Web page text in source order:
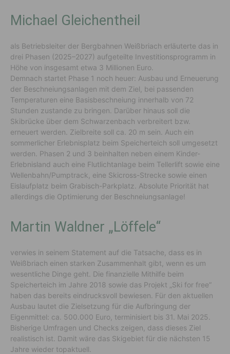
Michael Gleichentheil
als Betriebsleiter der Bergbahnen Weißbriach erläuterte das in
drei Phasen (2025–2027) aufgeteilte Investitionsprogramm in
Höhe von insgesamt etwa 3 Millionen Euro.
Demnach startet Phase 1 noch heuer: Ausbau und Erneuerung
der Beschneiungsanlagen mit dem Ziel, bei passenden
Temperaturen eine Basisbeschneiung innerhalb von 72
Stunden zustande zu bringen. Darüber hinaus soll die
Skibrücke über dem Schwarzenbach verbreitert bzw.
erneuert werden. Zielbreite soll ca. 20 m sein. Auch ein
sommerlicher Erlebnisplatz beim Speicherteich soll umgesetzt
werden. Phasen 2 und 3 beinhalten neben einem Kinder-
Erlebnisland auch eine Flutlichtanlage beim Tellerlift sowie eine
Wellenbahn/Pumptrack, eine Skicross-Strecke sowie einen
Eislaufplatz beim Grabisch-Parkplatz. Absolute Priorität hat
allerdings die Optimierung der Beschneiungsanlage!
Martin Waldner „Löffele“
verwies in seinem Statement auf die Tatsache, dass es in
Weißbriach einen starken Zusammenhalt gibt, wenn es um
wesentliche Dinge geht. Die finanzielle Mithilfe beim
Speicherteich im Jahre 2018 sowie das Projekt „Ski for free“
haben das bereits eindrucksvoll bewiesen. Für den aktuellen
Ausbau lautet die Zielsetzung für die Aufbringung der
Eigenmittel: ca. 500.000 Euro, terminisiert bis 31. Mai 2025.
Bisherige Umfragen und Checks zeigen, dass dieses Ziel
realistisch ist. Damit wäre das Skigebiet für die nächsten 15
Jahre wieder topaktuell.